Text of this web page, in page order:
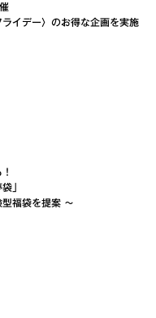
イデー〉のお得な企画を実施
」
福袋を提案 ～